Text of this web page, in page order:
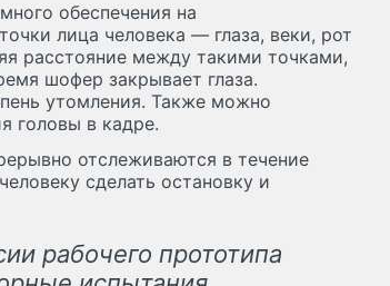
обеспечения на
лица человека — глаза, веки, рот
расстояние между такими точками,
шофер закрывает глаза.
утомления. Также можно
головы в кадре.
отслеживаются в течение
сделать остановку и
рабочего прототипа